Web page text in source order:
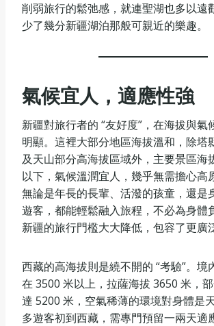
削弱旅行的鬆弛感，就連聖湖也多以遠
少了幾分新疆湖泊那般可親近的樂趣。
氣候宜人，適應性強
新疆對旅行者的 “友好度”，在海拔與氣
明顯。這裡大部分地區海拔溫和，除塔
及天山部分高海拔區域外，主要景區海
以下，氣候溫潤宜人，幾乎無需擔心高
無論是年長的長輩、活潑的孩童，還是
遊客，都能輕鬆融入旅程，不必為身體
新疆的旅行門檻大大降低，包容了更廣
西藏的高海拔則是繞不開的 “考驗”。境
在 3500 米以上，拉薩海拔 3650 米，
達 5200 米，空氣稀薄的環境對身體是
多遊客初到西藏，需專門預留一兩天適